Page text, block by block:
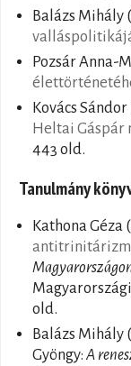
Balázs Mihály
Pozsár Anna-
Kovács Sándor
Heltai Gáspár
443 old.
Tanulmány
Kathona Géza
old.
Balázs Mihály
Gyöngy: A